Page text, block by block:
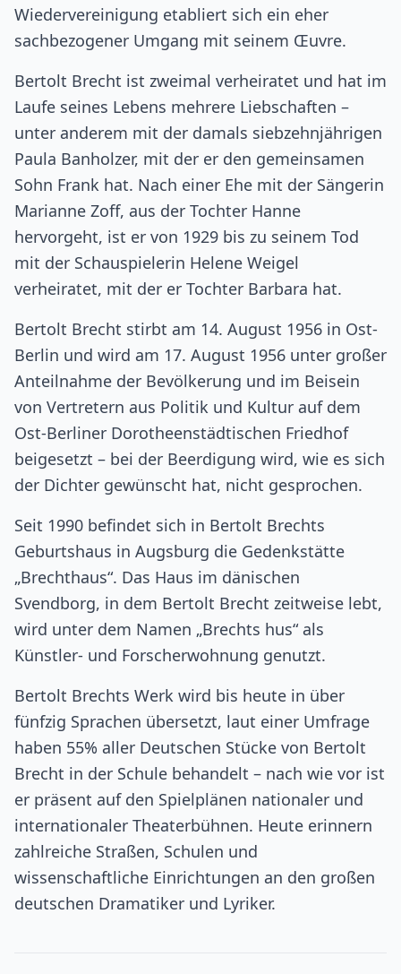
Wiedervereinigung etabliert sich ein eher
sachbezogener Umgang mit seinem Œuvre.
Bertolt Brecht ist zweimal verheiratet und hat im
Laufe seines Lebens mehrere Liebschaften –
unter anderem mit der damals siebzehnjährigen
Paula Banholzer, mit der er den gemeinsamen
Sohn Frank hat. Nach einer Ehe mit der Sängerin
Marianne Zoff, aus der Tochter Hanne
hervorgeht, ist er von 1929 bis zu seinem Tod
mit der Schauspielerin Helene Weigel
verheiratet, mit der er Tochter Barbara hat.
Bertolt Brecht stirbt am 14. August 1956 in Ost-
Berlin und wird am 17. August 1956 unter großer
Anteilnahme der Bevölkerung und im Beisein
von Vertretern aus Politik und Kultur auf dem
Ost-Berliner Dorotheenstädtischen Friedhof
beigesetzt – bei der Beerdigung wird, wie es sich
der Dichter gewünscht hat, nicht gesprochen.
Seit 1990 befindet sich in Bertolt Brechts
Geburtshaus in Augsburg die Gedenkstätte
„Brechthaus“. Das Haus im dänischen
Svendborg, in dem Bertolt Brecht zeitweise lebt,
wird unter dem Namen „Brechts hus“ als
Künstler- und Forscherwohnung genutzt.
Bertolt Brechts Werk wird bis heute in über
fünfzig Sprachen übersetzt, laut einer Umfrage
haben 55% aller Deutschen Stücke von Bertolt
Brecht in der Schule behandelt – nach wie vor ist
er präsent auf den Spielplänen nationaler und
internationaler Theaterbühnen. Heute erinnern
zahlreiche Straßen, Schulen und
wissenschaftliche Einrichtungen an den großen
deutschen Dramatiker und Lyriker.